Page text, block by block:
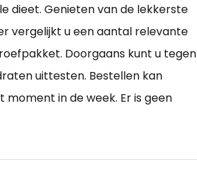
dieet. Genieten van de lekkerste
vergelijkt u een aantal relevante
Doorgaans kunt u tegen
uittesten. Bestellen kan
in de week. Er is geen